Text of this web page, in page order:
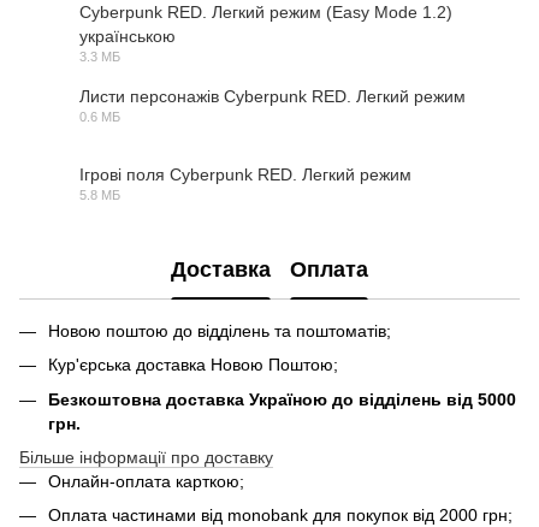
Cyberpunk RED. Легкий режим (Easy Mode 1.2)
українською
3.3 МБ
Листи персонажів Cyberpunk RED. Легкий режим
0.6 МБ
Ігрові поля Cyberpunk RED. Легкий режим
5.8 МБ
Доставка Оплата
Новою поштою до відділень та поштоматів;
Кур'єрська доставка Новою Поштою;
Безкоштовна доставка Україною до відділень від 5000
грн.
Більше інформації про доставку
Онлайн-оплата карткою;
Оплата частинами від monobank для покупок від 2000 грн;